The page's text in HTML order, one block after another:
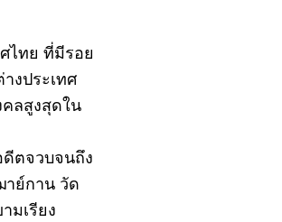
ไทย ที่มีรอย
งประเทศ
คลสูงสุดใน
ตจวบจนถึง
ย์กาน วัด
มเรียง